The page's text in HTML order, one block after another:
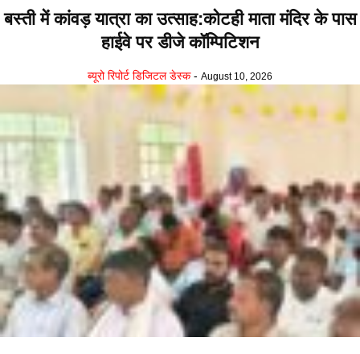
बस्ती में कांवड़ यात्रा का उत्साह:कोटही माता मंदिर के पास
हाईवे पर डीजे कॉम्पिटिशन
ब्यूरो रिपोर्ट डिजिटल डेस्क - August 10, 2026